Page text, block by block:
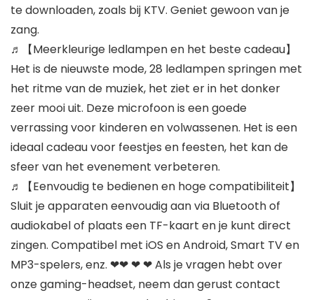
te downloaden, zoals bij KTV. Geniet gewoon van je
zang.
♬【Meerkleurige ledlampen en het beste cadeau】
Het is de nieuwste mode, 28 ledlampen springen met
het ritme van de muziek, het ziet er in het donker
zeer mooi uit. Deze microfoon is een goede
verrassing voor kinderen en volwassenen. Het is een
ideaal cadeau voor feestjes en feesten, het kan de
sfeer van het evenement verbeteren.
♬【Eenvoudig te bedienen en hoge compatibiliteit】
Sluit je apparaten eenvoudig aan via Bluetooth of
audiokabel of plaats een TF-kaart en je kunt direct
zingen. Compatibel met iOS en Android, Smart TV en
MP3-spelers, enz. ❤❤ ❤ ❤ Als je vragen hebt over
onze gaming-headset, neem dan gerust contact